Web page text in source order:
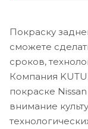
Покраску
сможете
сроков,
Компания
покраске
внимание